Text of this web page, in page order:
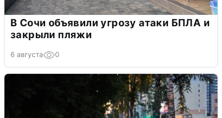
В Сочи объявили угрозу атаки БПЛА и
закрыли пляжи
6 августа 0